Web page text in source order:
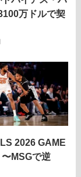
万ドルで契
2026 GAME
MSGで逆